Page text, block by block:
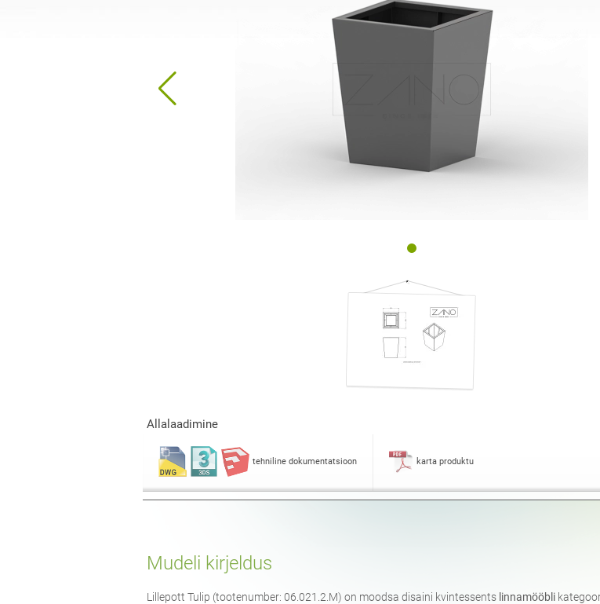
Allalaadimine
tehniline dokumentatsioon karta produktu
Mudeli kirjeldus
Lillepott Tulip (tootenumber: 06.021.2.M) on moodsa disaini kvintessents linnamööbli